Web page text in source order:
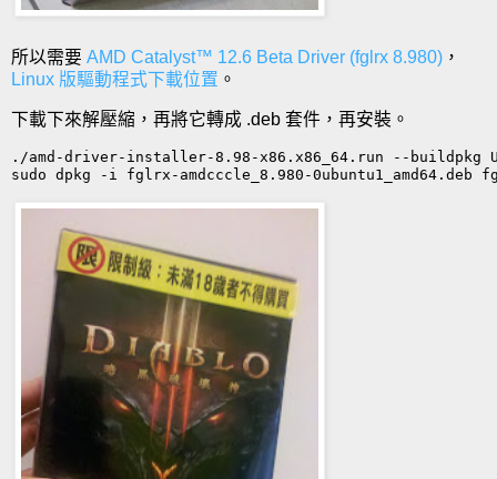
所以需要 AMD Catalyst™ 12.6 Beta Driver (fglrx 8.980) ，
Linux 版驅動程式下載位置 。
下載下來解壓縮，再將它轉成 .deb 套件，再安裝。
./amd-driver-installer-8.98-x86.x86_64.run --buildpkg